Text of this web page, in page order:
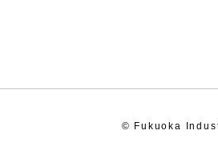
© Fukuoka